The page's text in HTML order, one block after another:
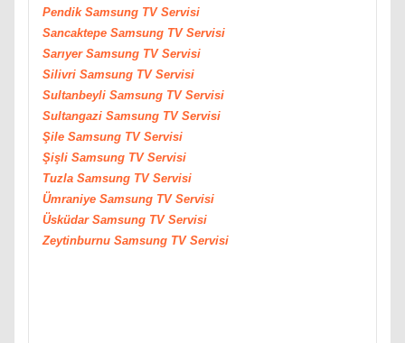
Pendik Samsung TV Servisi
Sancaktepe Samsung TV Servisi
Sarıyer Samsung TV Servisi
Silivri Samsung TV Servisi
Sultanbeyli Samsung TV Servisi
Sultangazi Samsung TV Servisi
Şile Samsung TV Servisi
Şişli Samsung TV Servisi
Tuzla Samsung TV Servisi
Ümraniye Samsung TV Servisi
Üsküdar Samsung TV Servisi
Zeytinburnu Samsung TV Servisi